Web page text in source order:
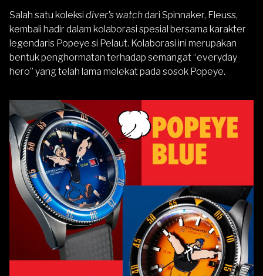
Salah satu koleksi diver’s watchdari Spinnaker, Fleuss,
kembali hadir dalam kolaborasi spesial bersama karakter
legendaris Popeye si Pelaut. Kolaborasi ini merupakan
bentuk penghormatan terhadap semangat “everyday
hero” yang telah lama melekat pada sosok Popeye.